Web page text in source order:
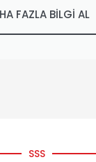
FAZLA BİLGİ AL
SSS